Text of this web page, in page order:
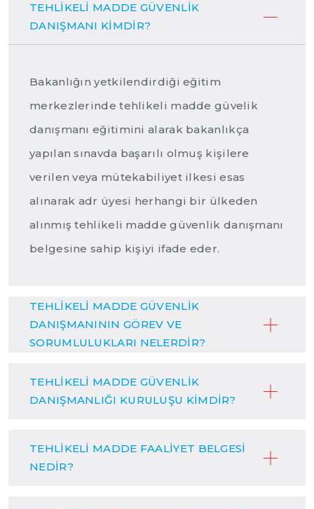
TEHLİKELİ MADDE GÜVENLİK
DANIŞMANI KİMDİR?
Bakanlığın yetkilendirdiği eğitim
merkezlerinde tehlikeli madde güvelik
danışmanı eğitimini alarak bakanlıkça
yapılan sınavda başarılı olmuş kişilere
verilen veya mütekabiliyet ilkesi esas
alınarak adr üyesi herhangi bir ülkeden
alınmış tehlikeli madde güvenlik danışmanı
belgesine sahip kişiyi ifade eder.
TEHLİKELİ MADDE GÜVENLİK
DANIŞMANININ GÖREV VE
SORUMLULUKLARI NELERDİR?
TEHLİKELİ MADDE GÜVENLİK
DANIŞMANLIĞI KURULUŞU KİMDİR?
TEHLİKELİ MADDE FAALİYET BELGESİ
NEDİR?